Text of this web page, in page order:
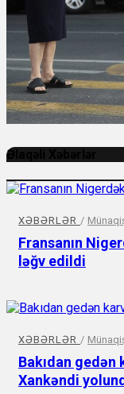
Əlaqəli Xəbərlər
XƏBƏRLƏR /
Fransanın
ləğv edildi
XƏBƏRLƏR /
Bakıdan gedən
Xankəndi